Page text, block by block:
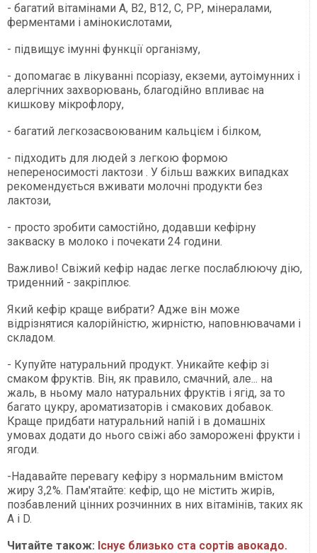
- багатий вітамінами А, B2, В12, C, РР, мінералами,
ферментами і амінокислотами,
- підвищує імунні функції організму,
- допомагає в лікуванні псоріазу, екземи, аутоімунних і
алергічних захворювань, благодійно впливає на
кишкову мікрофлору,
- багатий легкозасвоюваним кальцієм і білком,
- підходить для людей з легкою формою
непереносимості лактози . У більш важких випадках
рекомендується вживати молочні продукти без
лактози,
- просто зробити самостійно, додавши кефірну
закваску в молоко і почекати 24 години.
Важливо! Свіжий кефір надає легке послаблюючу дію,
триденний - закріплює.
Який кефір краще вибрати? Адже він може
відрізнятися калорійністю, жирністю, наповнювачами і
складом.
- Купуйте натуральний продукт. Уникайте кефір зі
смаком фруктів. Він, як правило, смачний, але... на
жаль, в ньому мало натуральних фруктів і ягід, за то
багато цукру, ароматизаторів і смакових добавок.
Краще придбати натуральний напій і в домашніх
умовах додати до нього свіжі або заморожені фрукти і
ягоди.
-Надавайте перевагу кефіру з нормальним вмістом
жиру 3,2%. Пам'ятайте: кефір, що не містить жирів,
позбавлений цінних розчинних в них вітамінів, таких як
A і D.
Читайте також: Існує близько ста сортів авокадо.